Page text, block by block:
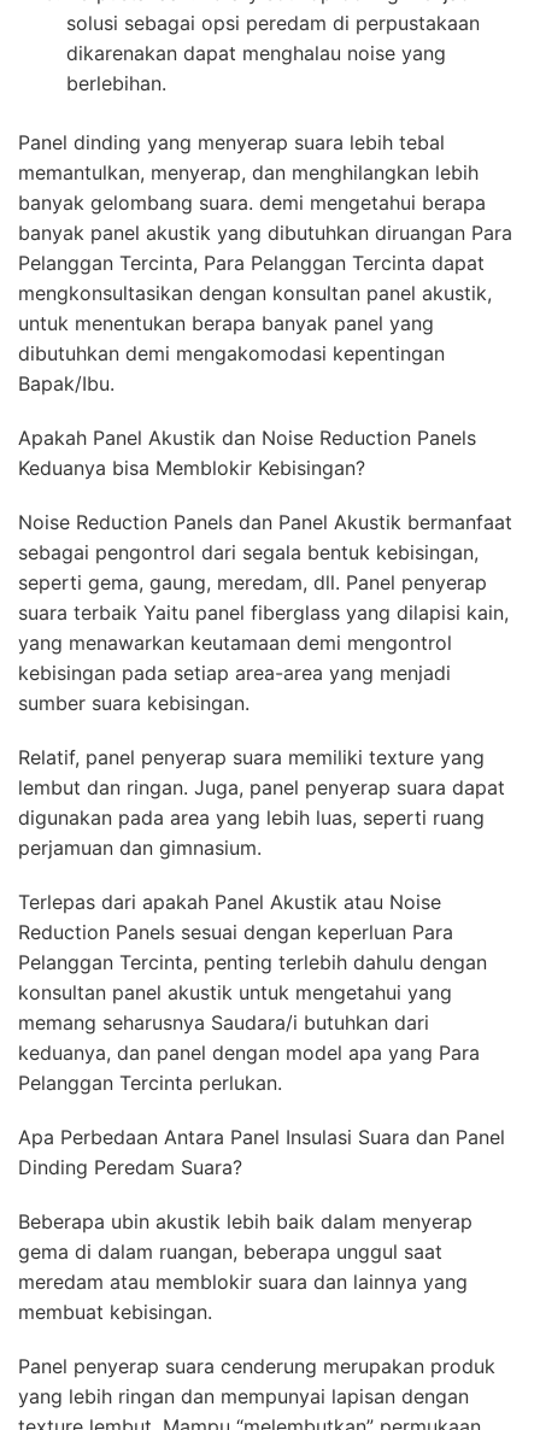
solusi sebagai opsi peredam di perpustakaan
dikarenakan dapat menghalau noise yang
berlebihan.
Panel dinding yang menyerap suara lebih tebal
memantulkan, menyerap, dan menghilangkan lebih
banyak gelombang suara. demi mengetahui berapa
banyak panel akustik yang dibutuhkan diruangan Para
Pelanggan Tercinta, Para Pelanggan Tercinta dapat
mengkonsultasikan dengan konsultan panel akustik,
untuk menentukan berapa banyak panel yang
dibutuhkan demi mengakomodasi kepentingan
Bapak/Ibu.
Apakah Panel Akustik dan Noise Reduction Panels
Keduanya bisa Memblokir Kebisingan?
Noise Reduction Panels dan Panel Akustik bermanfaat
sebagai pengontrol dari segala bentuk kebisingan,
seperti gema, gaung, meredam, dll. Panel penyerap
suara terbaik Yaitu panel fiberglass yang dilapisi kain,
yang menawarkan keutamaan demi mengontrol
kebisingan pada setiap area-area yang menjadi
sumber suara kebisingan.
Relatif, panel penyerap suara memiliki texture yang
lembut dan ringan. Juga, panel penyerap suara dapat
digunakan pada area yang lebih luas, seperti ruang
perjamuan dan gimnasium.
Terlepas dari apakah Panel Akustik atau Noise
Reduction Panels sesuai dengan keperluan Para
Pelanggan Tercinta, penting terlebih dahulu dengan
konsultan panel akustik untuk mengetahui yang
memang seharusnya Saudara/i butuhkan dari
keduanya, dan panel dengan model apa yang Para
Pelanggan Tercinta perlukan.
Apa Perbedaan Antara Panel Insulasi Suara dan Panel
Dinding Peredam Suara?
Beberapa ubin akustik lebih baik dalam menyerap
gema di dalam ruangan, beberapa unggul saat
meredam atau memblokir suara dan lainnya yang
membuat kebisingan.
Panel penyerap suara cenderung merupakan produk
yang lebih ringan dan mempunyai lapisan dengan